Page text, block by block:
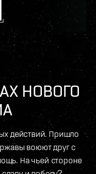
НОВОГО
действий. Пришло
воюют друг с
На чьей стороне